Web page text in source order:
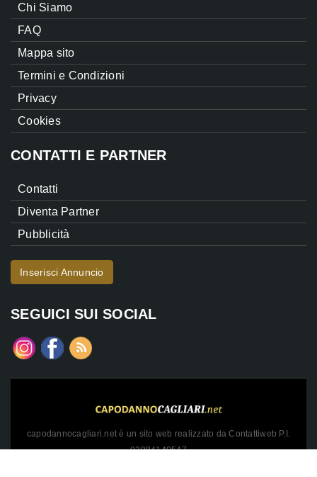
Chi Siamo
FAQ
Mappa sito
Termini e Condizioni
Privacy
Cookies
CONTATTI E PARTNER
Contatti
Diventa Partner
Pubblicità
Inserisci Annuncio
SEGUICI SUI SOCIAL
capodannocagliari.net è un sito web realizzato da Contattiweb P.I.
02984140547